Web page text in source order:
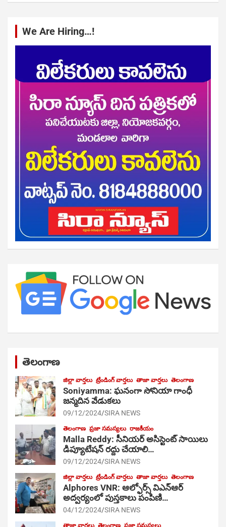
We Are Hiring…!
తెలంగాణ
జిల్లా వార్తలు ట్రేండింగ్ వార్తలు తాజా వార్తలు తెలంగాణ
Soniyamma: ఘ‌నంగా సోనియా గాంధీ
జ‌న్మ‌దిన వేడుక‌లు
09/12/2024 SIRA NEWS
తెలంగాణ ప్రజా సమస్యలు రాజకీయం
Malla Reddy: సీనియర్ అసిస్టెంట్ సాయిలు
డిప్యూటేషన్ రద్దు చేయాలి…
09/12/2024 SIRA NEWS
జిల్లా వార్తలు ట్రేండింగ్ వార్తలు తాజా వార్తలు తెలంగాణ
Alphores VNR: ఆల్ఫోర్స్ విఎన్ఆర్
అద్వర్యంలో పుస్తకాలు పంపిణి…
04/12/2024 SIRA NEWS
తాజా వార్తలు తెలంగాణ ప్రజా సమస్యలు